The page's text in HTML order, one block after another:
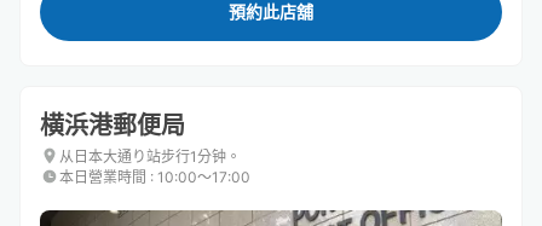
預約此店舖
横浜港郵便局
从日本大通り站步行1分钟。
本日營業時間 : 10:00〜17:00